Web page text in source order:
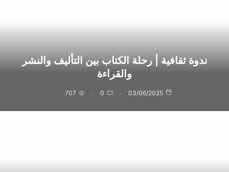
ندوة ثقافية | رحلة الكتاب بين التأليف والنشر
والقراءة
03/06/2025
0
707